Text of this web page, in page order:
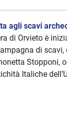
agli scavi
di Orvieto è
di scavi,
Stopponi,
Italiche